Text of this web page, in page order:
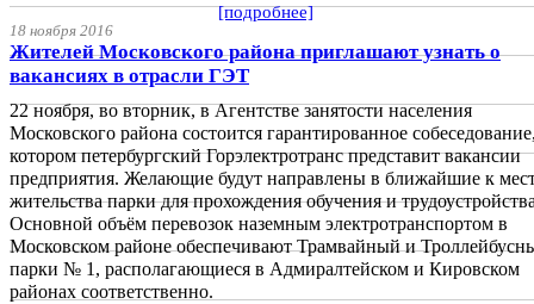
[подробнее]
18 ноября 2016
Жителей Московского района приглашают узнать о
вакансиях в отрасли ГЭТ
22 ноября, во вторник, в Агентстве занятости населения
Московского района состоится гарантированное
котором петербургский Горэлектротранс представит вакансии
предприятия. Желающие будут направлены в ближайшие к
жительства парки для прохождения обучения и
Основной объём перевозок наземным электротранспортом в
Московском районе обеспечивают Трамвайный и
парки № 1, располагающиеся в Адмиралтейском и Кировском
районах соответственно.